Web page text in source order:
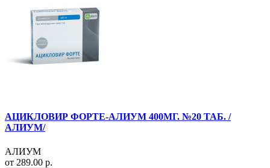
АЦИКЛОВИР ФОРТЕ-АЛИУМ 400МГ. №20 ТАБ. /
АЛИУМ/
АЛИУМ
от 289.00 р.